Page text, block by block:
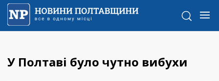
У Полтаві було чутно вибухи